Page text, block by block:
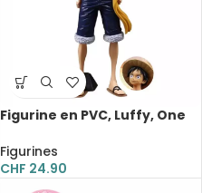
Figurine en PVC, Luffy, One
Figurines
CHF 24.90